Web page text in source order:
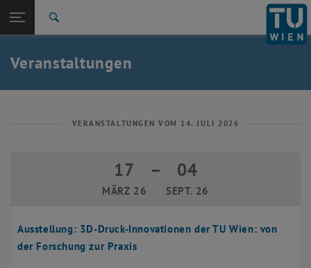
TU Login
Quicklinks
Quicklinks-Menü umschalten
Studium
Karriere
Zurück: Subseiten von Aktuelles auflisten
Aktuelles
Veranstaltungen
VERANSTALTUNGEN VOM 14. JULI 2026
Ausstellung: 3D-Druck-Innovationen der TU Wien: von
der Forschung zur Praxis
17
MÄRZ 26
17 März 2026 bis 04 September 2026
– 04
SEPT. 26